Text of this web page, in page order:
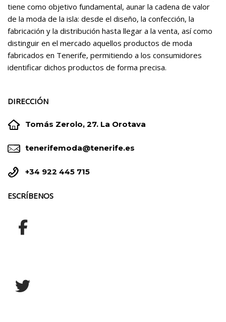
tiene como objetivo fundamental, aunar la cadena de valor
de la moda de la isla: desde el diseño, la confección, la
fabricación y la distribución hasta llegar a la venta, así como
distinguir en el mercado aquellos productos de moda
fabricados en Tenerife, permitiendo a los consumidores
identificar dichos productos de forma precisa.
DIRECCIÓN

 Tomás Zerolo, 27. La Orotava

 tenerifemoda@tenerife.es

 +34 922 445 715
ESCRÍBENOS